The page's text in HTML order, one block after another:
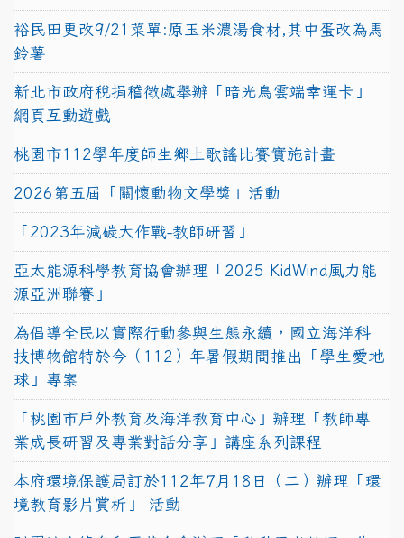
裕民田更改9/21菜單:原玉米濃湯食材,其中蛋改為馬
鈴薯
新北市政府稅捐稽徵處舉辦「暗光鳥雲端幸運卡」
網頁互動遊戲
桃園市112學年度師生鄉土歌謠比賽實施計畫
2026第五屆「關懷動物文學獎」活動
「2023年減碳大作戰-教師研習」
亞太能源科學教育協會辦理「2025 KidWind風力能
源亞洲聯賽」
為倡導全民以實際行動參與生態永續，國立海洋科
技博物館特於今（112）年暑假期間推出「學生愛地
球」專案
「桃園市戶外教育及海洋教育中心」辦理「教師專
業成長研習及專業對話分享」講座系列課程
本府環境保護局訂於112年7月18日（二）辦理「環
境教育影片賞析」 活動